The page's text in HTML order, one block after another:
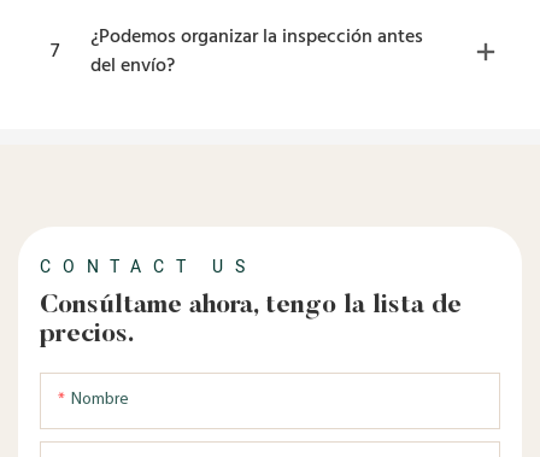
7
¿Podemos organizar la inspección antes
del envío?
CONTACT US
Consúltame ahora, tengo la lista de
precios.
Nombre